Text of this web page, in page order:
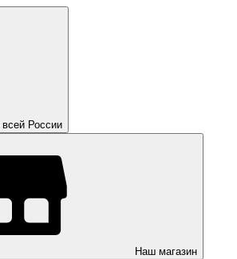
России
Наш магазин